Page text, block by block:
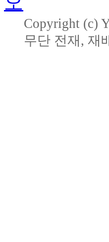
Copyright (c)
무단 전재, 재